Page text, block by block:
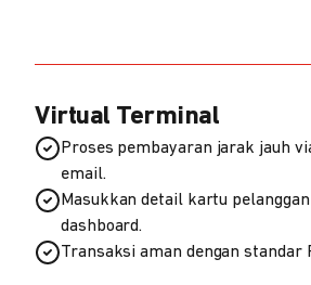
Virtual Terminal
Proses pembayaran jarak jauh
email.
Masukkan detail kartu
dashboard.
Transaksi aman dengan standar